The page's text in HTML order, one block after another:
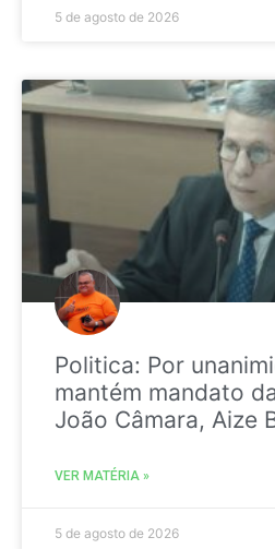
5 de agosto de 2026
Politica: Por
mantém mandato
João Câmara, Aize
VER MATÉRIA »
5 de agosto de 2026